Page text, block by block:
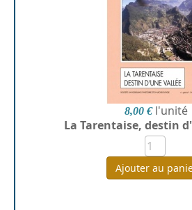
8,00 € l'unité
La Tarentaise, destin
Ajouter au